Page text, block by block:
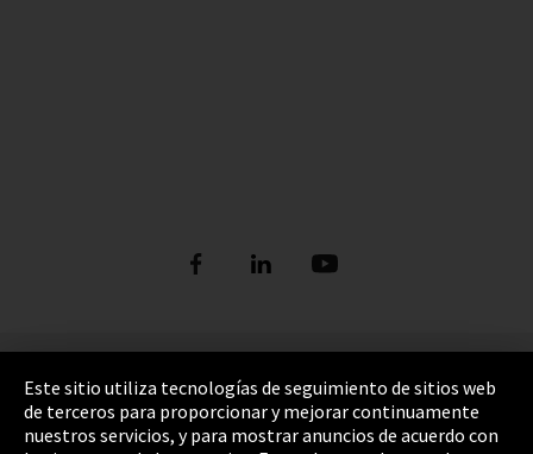
Pie de imprenta
Política de privacidad
Este sitio utiliza tecnologías de seguimiento de sitios web
de terceros para proporcionar y mejorar continuamente
nuestros servicios, y para mostrar anuncios de acuerdo con